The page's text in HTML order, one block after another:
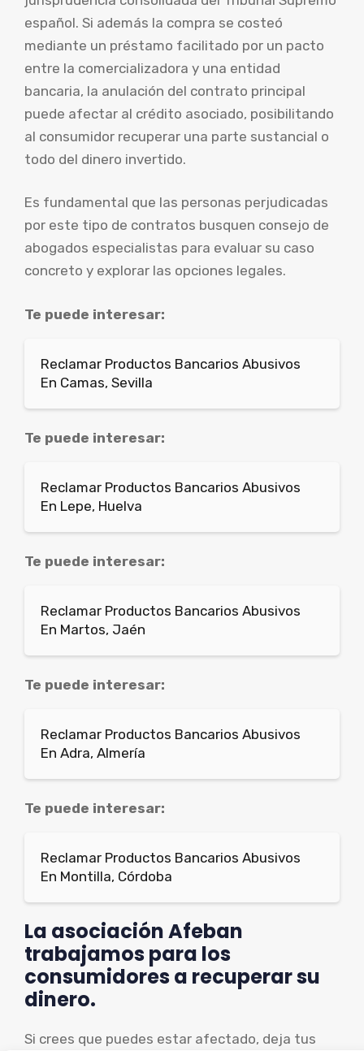
español. Si además la compra se costeó
mediante un préstamo facilitado por un pacto
entre la comercializadora y una entidad
bancaria, la anulación del contrato principal
puede afectar al crédito asociado, posibilitando
al consumidor recuperar una parte sustancial o
todo del dinero invertido.
Es fundamental que las personas perjudicadas
por este tipo de contratos busquen consejo de
abogados especialistas para evaluar su caso
concreto y explorar las opciones legales.
Te puede interesar:
Reclamar Productos Bancarios Abusivos
En Camas, Sevilla
Te puede interesar:
Reclamar Productos Bancarios Abusivos
En Lepe, Huelva
Te puede interesar:
Reclamar Productos Bancarios Abusivos
En Martos, Jaén
Te puede interesar:
Reclamar Productos Bancarios Abusivos
En Adra, Almería
Te puede interesar:
Reclamar Productos Bancarios Abusivos
En Montilla, Córdoba
La asociación Afeban
trabajamos para los
consumidores a recuperar su
dinero.
Si crees que puedes estar afectado, deja tus